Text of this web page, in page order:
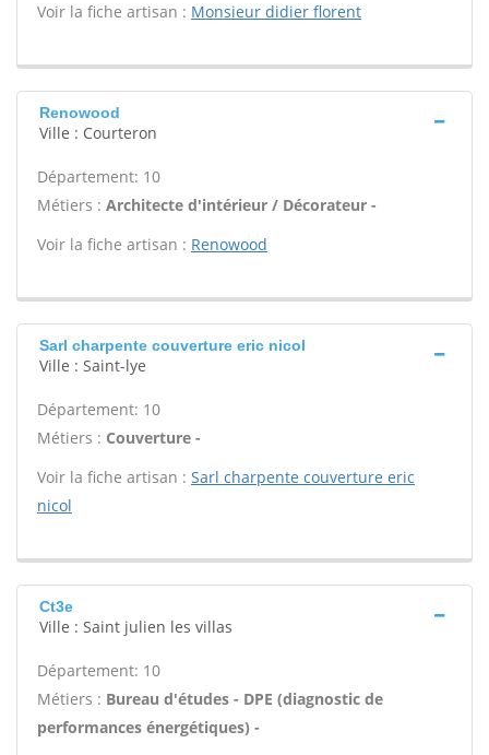
Voir la fiche artisan : Monsieur didier florent
Renowood
Ville : Courteron
Département: 10
Métiers : Architecte d'intérieur / Décorateur -
Voir la fiche artisan : Renowood
Sarl charpente couverture eric nicol
Ville : Saint-lye
Département: 10
Métiers : Couverture -
Voir la fiche artisan : Sarl charpente couverture eric
nicol
Ct3e
Ville : Saint julien les villas
Département: 10
Métiers : Bureau d'études - DPE (diagnostic de
performances énergétiques) -